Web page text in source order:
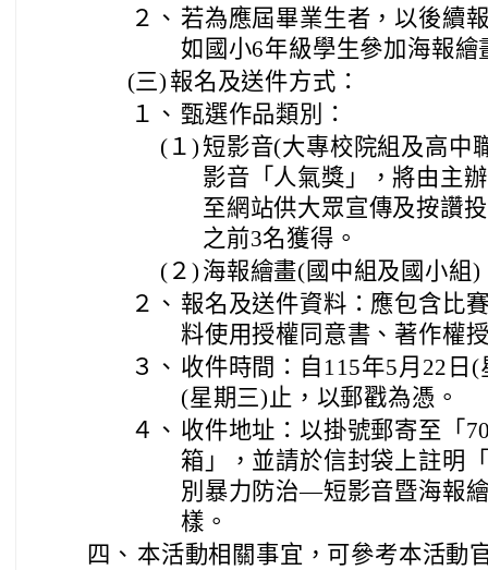
２、 若為應屆畢業生者，以後續
如國小6年級學生參加海報
(三) 報名及送件方式：
１、 甄選作品類別：
(１) 短影音(大專校院組及高中
影音「人氣獎」，將由主
至網站供大眾宣傳及按讚
之前3名獲得。
(２) 海報繪畫(國中組及國小組)
２、 報名及送件資料：應包含比
料使用授權同意書、著作權
３、 收件時間：自115年5月22日
(星期三)止，以郵戳為憑。
４、 收件地址：以掛號郵寄至「
箱」，並請於信封袋上註明
別暴力防治—短影音暨海報
樣。
四、 本活動相關事宜，可參考本活動